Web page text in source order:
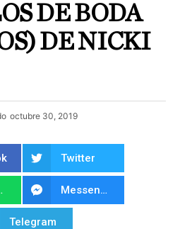
DE BODA
DE NICKI
octubre 30, 2019
Twitter
Messenger
Telegram